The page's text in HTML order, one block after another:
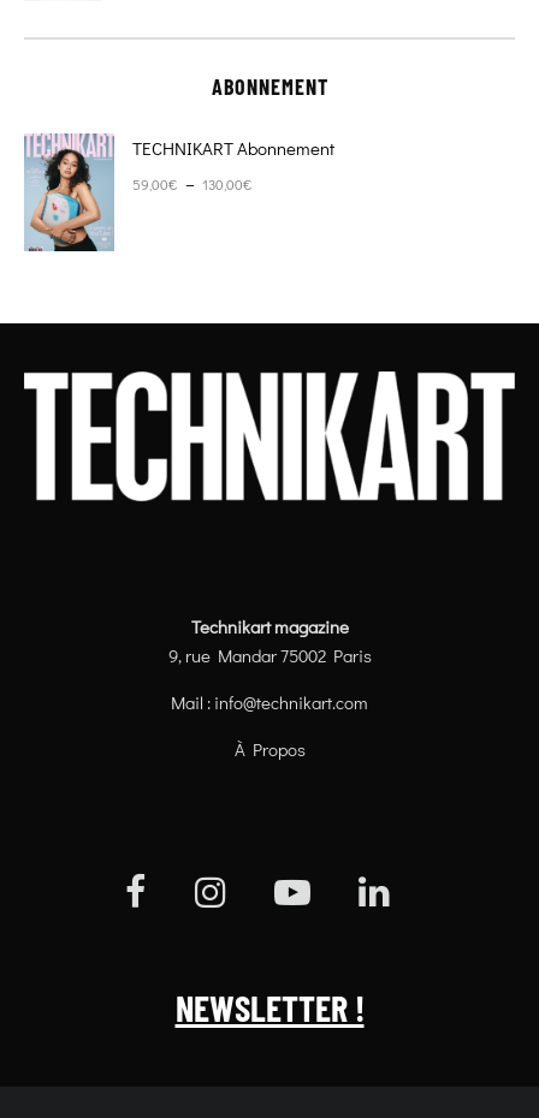
ABONNEMENT
TECHNIKART Abonnement
59,00€ – 130,00€
Technikart magazine
9, rue Mandar 75002 Paris
Mail : info@technikart.com
À Propos
NEWSLETTER !